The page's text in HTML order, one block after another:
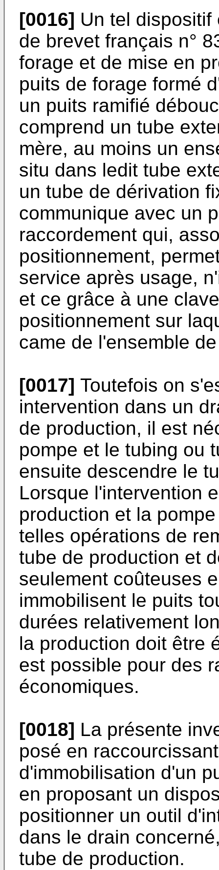
[0016] Un tel
de brevet français n°
forage et de mise en
puits de forage formé
un puits ramifié
comprend un tube
mère, au moins un
situ dans ledit tube
un tube de dérivation
communique avec un
raccordement qui,
positionnement,
service après usage,
et ce grâce à une
positionnement sur
came de l'ensemble
[0017] Toutefois on
intervention dans un
de production, il est
pompe et le tubing ou
ensuite descendre le
Lorsque l'intervention
production et la
telles opérations de
tube de production et
seulement coûteuses
immobilisent le puits
durées relativement
la production doit être
est possible pour des
économiques.
[0018] La présente
posé en
d'immobilisation d'un
en proposant un
positionner un outil
dans le drain
tube de production.